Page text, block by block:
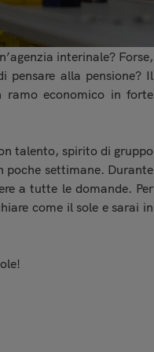
interinale? Forse,
pensare alla pensione? Il
ramo economico in forte
talento, spirito di gruppo
poche settimane. Durante
a tutte le domande. Per
come il sole e sarai in